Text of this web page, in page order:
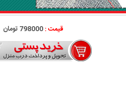
قیمت :798000 تومان